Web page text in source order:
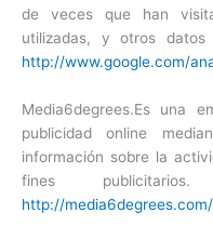
de veces que han
utilizadas, y otros datos
http://www.google.com/
Media6degrees.Es una
publicidad online
información sobre la
fines
http://